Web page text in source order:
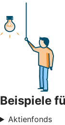
Beispiele
Aktienfonds